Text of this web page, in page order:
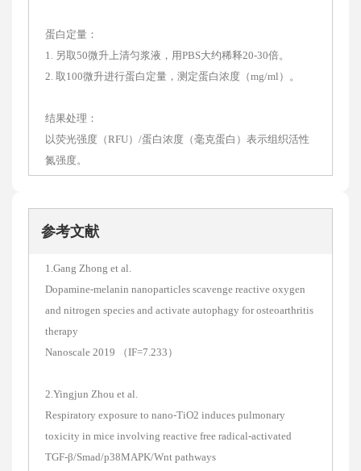
蛋白定量：
1. 另取50微升上清匀浆液，用PBS大约稀释20-30倍。
2. 取100微升进行蛋白定量，测定蛋白浓度（mg/ml）。
结果处理：
以荧光强度（RFU）/蛋白浓度（毫克蛋白）表示组织活性
氮强度。
参考文献
1.Gang Zhong et al.
Dopamine-melanin nanoparticles scavenge reactive oxygen
and nitrogen species and activate autophagy for osteoarthritis
therapy
Nanoscale 2019 （IF=7.233）
2.Yingjun Zhou et al.
Respiratory exposure to nano‐TiO2 induces pulmonary
toxicity in mice involving reactive free radical‐activated
TGF‐β/Smad/p38MAPK/Wnt pathways